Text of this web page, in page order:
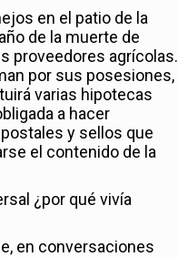
en el patio de la
de la muerte de
proveedores agrícolas.
por sus posesiones,
varias hipotecas
a hacer
y sellos que
el contenido de la
¿por qué vivía
en conversaciones